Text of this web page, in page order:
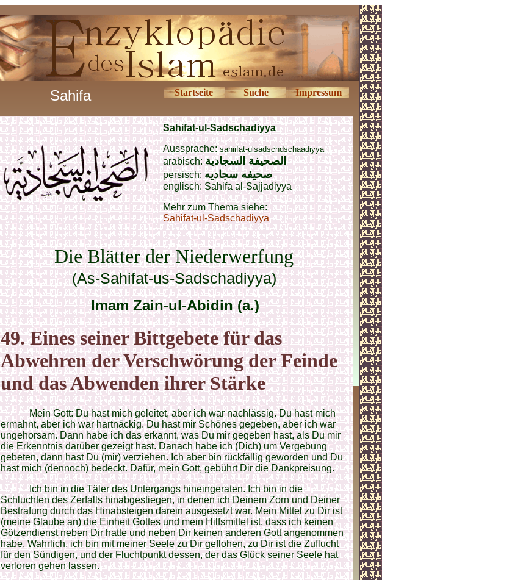
Sahifa Startseite Suche Impressum
Sahifat-ul-Sadschadiyya
Aussprache:sahiifat-ulsadschdschaadiyya
arabisch:الصحيفة السجادية
persisch:صحیفه سجادیه
englisch:Sahifa al-Sajjadiyya
Mehr zum Thema siehe:
Sahifat-ul-Sadschadiyya
Die Blätter der Niederwerfung
(As-Sahifat-us-Sadschadiyya)
Imam Zain-ul-Abidin (a.)
49. Eines seiner Bittgebete für das
Abwehren der Verschwörung der Feinde
und das Abwenden ihrer Stärke
Mein Gott: Du hast mich geleitet, aber ich war nachlässig. Du hast mich
ermahnt, aber ich war hartnäckig. Du hast mir Schönes gegeben, aber ich war
ungehorsam. Dann habe ich das erkannt, was Du mir gegeben hast, als Du mir
die Erkenntnis darüber gezeigt hast. Danach habe ich (Dich) um Vergebung
gebeten, dann hast Du (mir) verziehen. Ich aber bin rückfällig geworden und Du
hast mich (dennoch) bedeckt. Dafür, mein Gott, gebührt Dir die Dankpreisung.
Ich bin in die Täler des Untergangs hineingeraten. Ich bin in die
Schluchten des Zerfalls hinabgestiegen, in denen ich Deinem Zorn und Deiner
Bestrafung durch das Hinabsteigen darein ausgesetzt war. Mein Mittel zu Dir ist
(meine Glaube an) die Einheit Gottes und mein Hilfsmittel ist, dass ich keinen
Götzendienst neben Dir hatte und neben Dir keinen anderen Gott angenommen
habe. Wahrlich, ich bin mit meiner Seele zu Dir geflohen, zu Dir ist die Zuflucht
für den Sündigen, und der Fluchtpunkt dessen, der das Glück seiner Seele hat
verloren gehen lassen.